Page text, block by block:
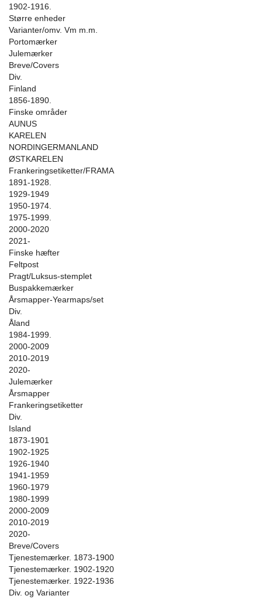
1902-1916.
Større enheder
Varianter/omv. Vm m.m.
Portomærker
Julemærker
Breve/Covers
Div.
Finland
1856-1890.
Finske områder
AUNUS
KARELEN
NORDINGERMANLAND
ØSTKARELEN
Frankeringsetiketter/FRAMA
1891-1928.
1929-1949
1950-1974.
1975-1999.
2000-2020
2021-
Finske hæfter
Feltpost
Pragt/Luksus-stemplet
Buspakkemærker
Årsmapper-Yearmaps/set
Div.
Åland
1984-1999.
2000-2009
2010-2019
2020-
Julemærker
Årsmapper
Frankeringsetiketter
Div.
Island
1873-1901
1902-1925
1926-1940
1941-1959
1960-1979
1980-1999
2000-2009
2010-2019
2020-
Breve/Covers
Tjenestemærker. 1873-1900
Tjenestemærker. 1902-1920
Tjenestemærker. 1922-1936
Div. og Varianter